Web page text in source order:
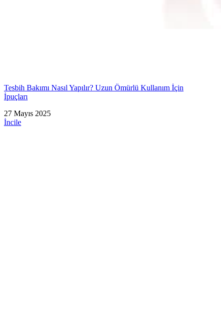
Tesbih Bakımı Nasıl Yapılır? Uzun Ömürlü Kullanım İçin
İpuçları
27 Mayıs 2025
İncile